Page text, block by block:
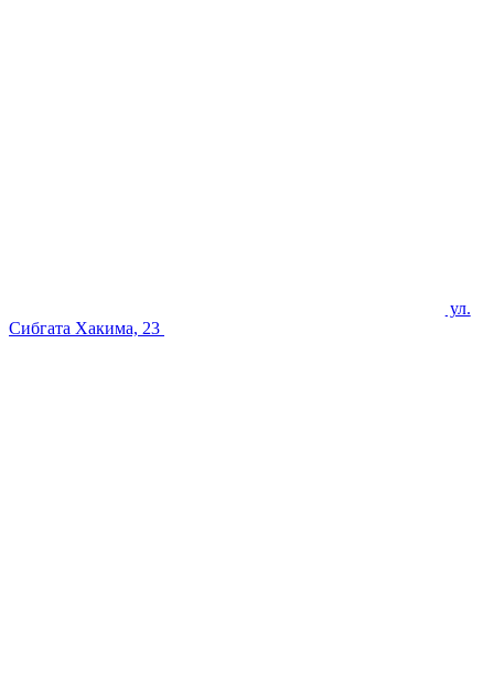
ул.
Сибгата Хакима, 23